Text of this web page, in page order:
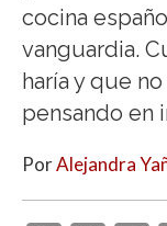
cocina
vanguardia.
haría y que
pensando en
PorAlejandra